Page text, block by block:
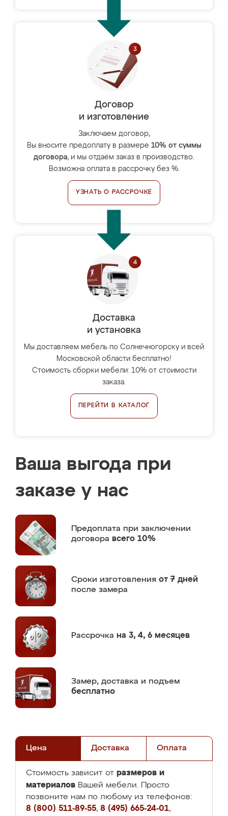
Договор
и изготовление
Заключаем договор,
Вы вносите предоплату в размере 10% от суммы
договора, и мы отдаём заказ в производство.
Возможна оплата в рассрочку без %.
УЗНАТЬ О РАССРОЧКЕ
Доставка
и установка
Мы доставляем мебель по Солнечногорску и всей
Московской области бесплатно!
Стоимость сборки мебели: 10% от стоимости
заказа.
ПЕРЕЙТИ В КАТАЛОГ
Ваша выгода при
заказе у нас
Предоплата при заключении
договора всего 10%
Сроки изготовления от 7 дней
после замера
Рассрочка на 3, 4, 6 месяцев
Замер, доставка и подъем
бесплатно
Цена Доставка Оплата
Стоимость зависит от размеров и
материалов Вашей мебели. Просто
позвоните нам по любому из телефонов:
8 (800) 511-89-55, 8 (495) 665-24-01,